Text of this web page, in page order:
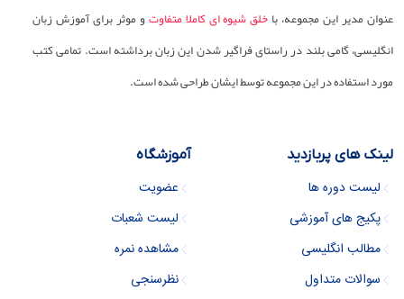
عنوان مدیر این مجموعه، باخلق شیوه ای کاملا متفاوتو موثر برای آموزش زبان
انگلیسی، گامی بلند در راستای فراگیر شدن این زبان برداشته است. تمامی کتب
مورد استفاده در این مجموعه توسط ایشان طراحی شده است.
لینک های پربازدید
لیست دوره ها
پکیج های آموزشی
مطالب انگلیسی
سوالات متداول
آموزشگاه
عضویت
لیست شعبات
مشاهده نمره
نظرسنجی